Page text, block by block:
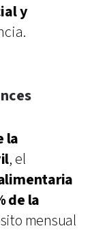
y
la
, el
de la
mensual